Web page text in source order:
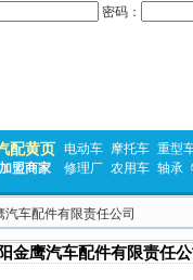
密码：
配黄页 电动车 摩托车 重型
加盟商家
修理厂 农用车 轴承
汽车配件有限责任公司
金鹰汽车配件有限责任